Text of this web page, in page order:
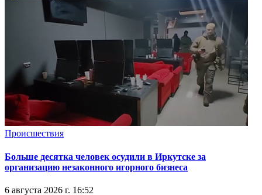
Происшествия
Больше десятка человек осудили в Иркутске за
организацию незаконного игорного бизнеса
6 августа 2026 г. 16:52